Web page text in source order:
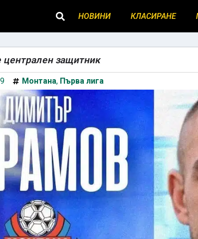
НОВИНИ КЛАСИРАНЕ
защитник
Монтана, Първа лига